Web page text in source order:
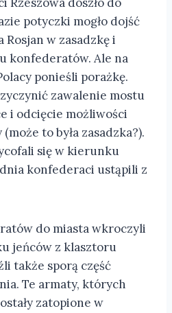
potyczki mogło dojść
w zasadzkę i
konfederatów. Ale na
ponieśli porażkę.
zawalenie mostu
i odcięcie możliwości
to była zasadzka?).
się w kierunku
konfederaci ustąpili z
do miasta wkroczyli
jeńców z klasztoru
także sporą część
Te armaty, których
zatopione w